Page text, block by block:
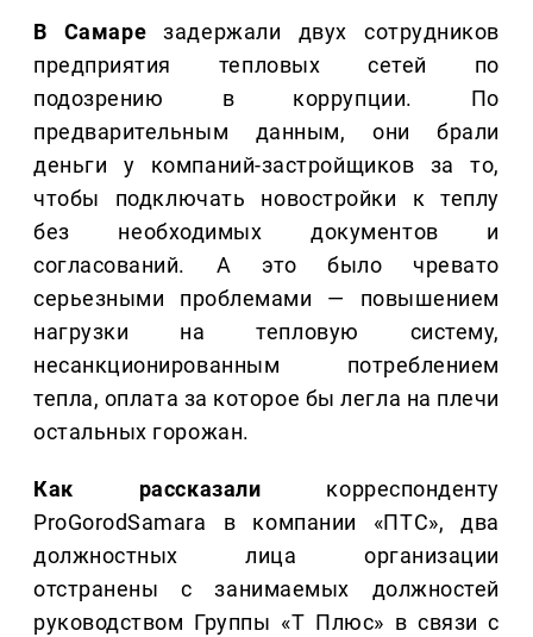
В Самаре задержали двух сотрудников
предприятия тепловых сетей по
подозрению в коррупции. По
предварительным данным, они брали
деньги у компаний-застройщиков за то,
чтобы подключать новостройки к теплу
без необходимых документов и
согласований. А это было чревато
серьезными проблемами — повышением
нагрузки на тепловую систему,
несанкционированным потреблением
тепла, оплата за которое бы легла на плечи
остальных горожан.
Как рассказали корреспонденту
ProGorodSamara в компании «ПТС», два
должностных лица организации
отстранены с занимаемых должностей
руководством Группы «Т Плюс» в связи с